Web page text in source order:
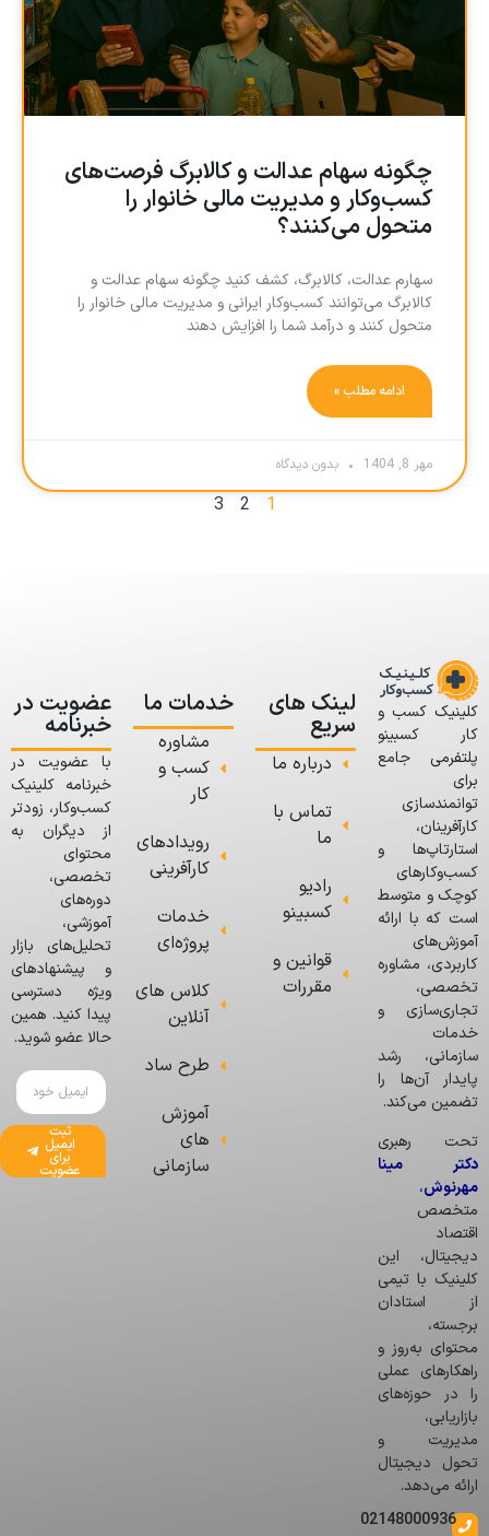
چگونه سهام عدالت و کالابرگ فرصت‌های
کسب‌وکار و مدیریت مالی خانوار را
متحول می‌کنند؟
سهارم عدالت، کالابرگ، کشف کنید چگونه سهام عدالت و
کالابرگ می‌توانند کسب‌وکار ایرانی و مدیریت مالی خانوار را
متحول کنند و درآمد شما را افزایش دهند
ادامه مطلب »
مهر 8, 1404 بدون دیدگاه
1
2
3
کلینیک کسب و
کار کسبینو
پلتفرمی جامع
برای
توانمندسازی
کارآفرینان،
استارتاپ‌ها و
کسب‌وکارهای
کوچک و متوسط
است که با ارائه
آموزش‌های
کاربردی، مشاوره
تخصصی،
تجاری‌سازی و
خدمات
سازمانی، رشد
پایدار آن‌ها را
تضمین می‌کند.
تحت رهبری
دکتر مینا
مهرنوش،
متخصص
اقتصاد
دیجیتال، این
کلینیک با تیمی
از استادان
برجسته،
محتوای به‌روز و
راهکارهای عملی
را در حوزه‌های
بازاریابی،
مدیریت و
تحول دیجیتال
ارائه می‌دهد.
02148000936
لینک های
سریع
درباره ما
تماس با
ما
رادیو
کسبینو
قوانین و
مقررات
خدمات ما
مشاوره
کسب و
کار
رویدادهای
کارآفرینی
خدمات
پروژه‌ای
کلاس های
آنلاین
طرح ساد
آموزش
های
سازمانی
عضویت در
خبرنامه
با عضویت در
خبرنامه کلینیک
کسب‌وکار، زودتر
از دیگران به
محتوای
تخصصی،
دوره‌های
آموزشی،
تحلیل‌های بازار
و پیشنهادهای
ویژه دسترسی
پیدا کنید. همین
حالا عضو شوید.
ثبت
ایمیل
برای
عضویت